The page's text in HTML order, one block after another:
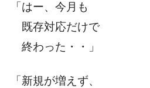
「はー、今月も
既存対応だけで
終わった・・」
「新規が増えず、